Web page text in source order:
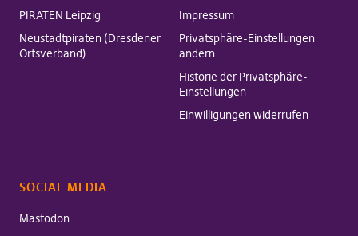
PIRATEN Leipzig
Neustadtpiraten (Dresdener
Ortsverband)
Impressum
Privatsphäre-Einstellungen
ändern
Historie der Privatsphäre-
Einstellungen
Einwilligungen widerrufen
SOCIAL MEDIA
Mastodon